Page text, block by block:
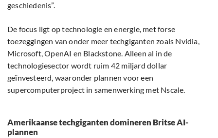
geschiedenis”.
De focus ligt op technologie en energie, met forse
toezeggingen van onder meer techgiganten zoals Nvidia,
Microsoft, OpenAI en Blackstone. Alleen al in de
technologiesector wordt ruim 42 miljard dollar
geïnvesteerd, waaronder plannen voor een
supercomputerproject in samenwerking met Nscale.
Amerikaanse techgiganten domineren Britse AI-
plannen